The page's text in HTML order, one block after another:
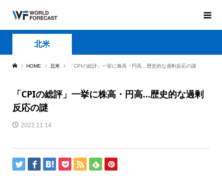
北米
HOME 北米 「CPIの総評」一挙に株高・円高…歴史的な過剰反応の謎
「CPIの総評」一挙に株高・円高…歴史的な過剰
反応の謎
2022.11.14